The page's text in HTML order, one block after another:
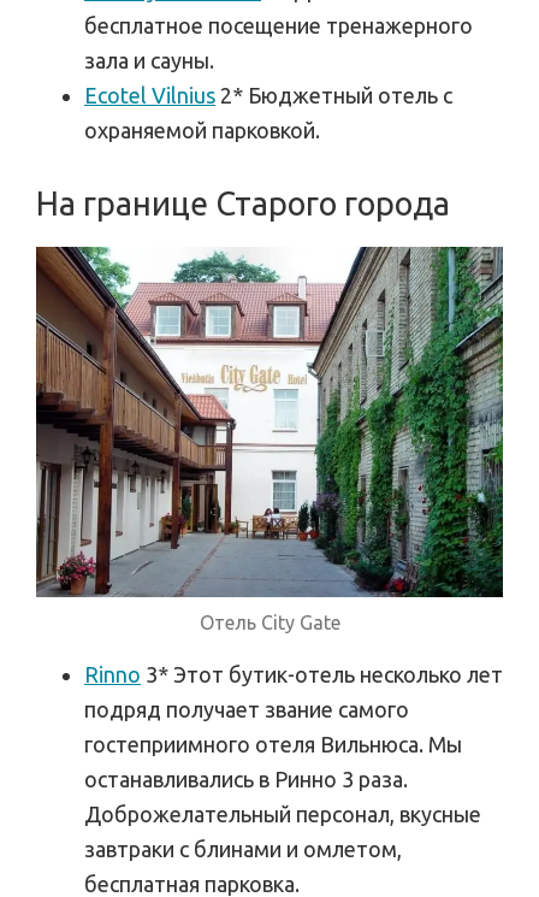
бесплатное посещение тренажерного
зала и сауны.
Ecotel Vilnius 2* Бюджетный отель с
охраняемой парковкой.
На границе Старого города
Отель City Gate
Rinno 3* Этот бутик-отель несколько лет
подряд получает звание самого
гостеприимного отеля Вильнюса. Мы
останавливались в Ринно 3 раза.
Доброжелательный персонал, вкусные
завтраки с блинами и омлетом,
бесплатная парковка.